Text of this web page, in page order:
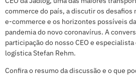
commerce do país, a discutir os desafios
e-commerce e os horizontes possíveis
pandemia do novo coronavírus. A
participação do nosso CEO e
logística Stefan Rehm.
Confira o resumo da discussão e o que